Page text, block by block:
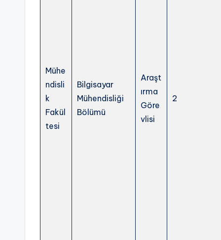
Mühe
ndisli
k
Fakül
tesi
Bilgisayar
Mühendisliği
Bölümü
Araşt
ırma
Göre
vlisi
2